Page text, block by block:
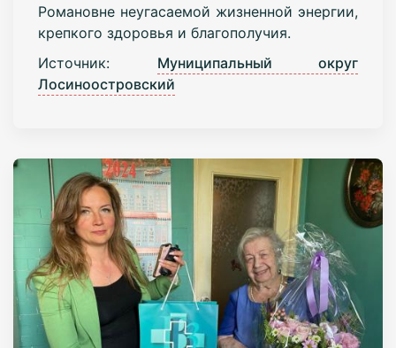
Романовне неугасаемой жизненной энергии,
крепкого здоровья и благополучия.
Источник: Муниципальный округ
Лосиноостровский